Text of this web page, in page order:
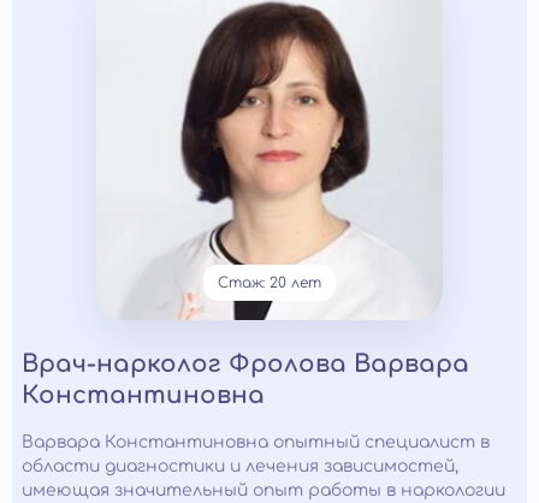
Стаж: 20 лет
Врач-нарколог Фролова Варвара
Константиновна
Варвара Константиновна опытный специалист в
области диагностики и лечения зависимостей,
имеющая значительный опыт работы в наркологии